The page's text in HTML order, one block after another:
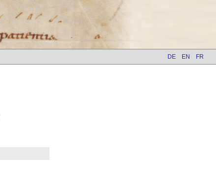
DE EN FR